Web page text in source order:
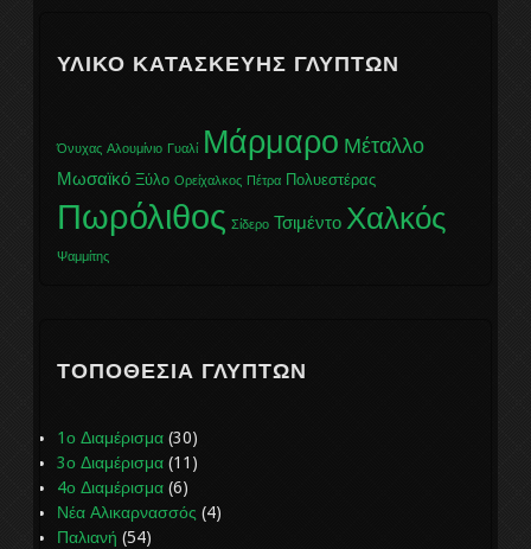
ΥΛΙΚΌ ΚΑΤΑΣΚΕΥΉΣ ΓΛΥΠΤΏΝ
Όνυχας Αλουμίνιο Γυαλί Μάρμαρο Μέταλλο
Μωσαϊκό Ξύλο Ορείχαλκος Πέτρα Πολυεστέρας
Πωρόλιθος Σίδερο Τσιμέντο Χαλκός
Ψαμμίτης
ΤΟΠΟΘΕΣΊΑ ΓΛΥΠΤΏΝ
1ο Διαμέρισμα (30)
3ο Διαμέρισμα (11)
4ο Διαμέρισμα (6)
Νέα Αλικαρνασσός (4)
Παλιανή (54)